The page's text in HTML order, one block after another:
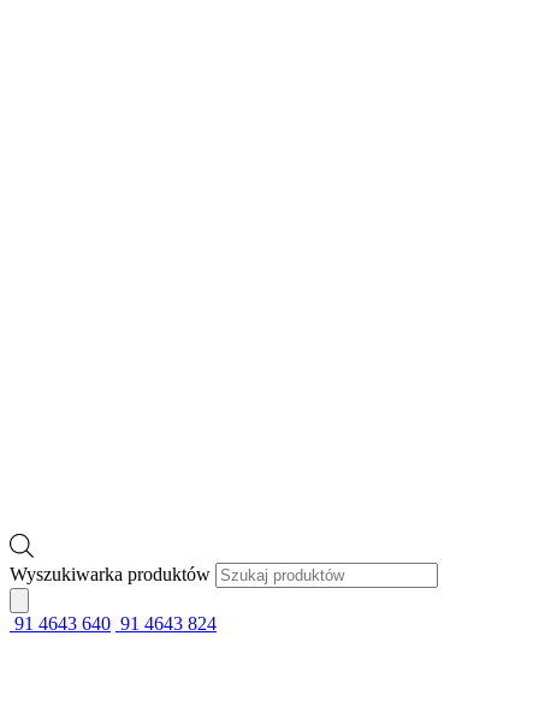
Wyszukiwarka produktów
91 4643 640 91 4643 824